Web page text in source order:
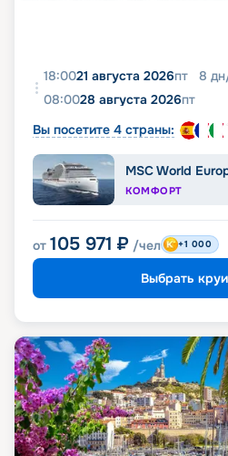
18:0021 августа 2026пт 8 дн
08:0028 августа 2026пт
Вы посетите 4 страны:
MSC World
КОМФОРТ
от 105 971 ₽ /чел +1 000
Выбрать